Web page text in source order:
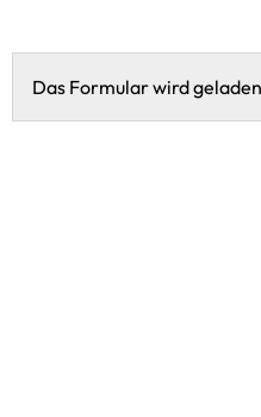
Das Formular wird